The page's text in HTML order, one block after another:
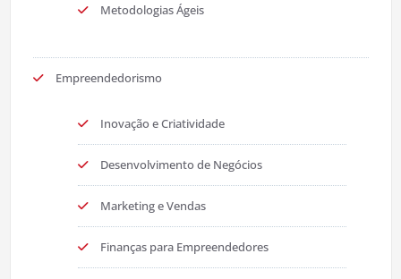
Metodologias Ágeis
Empreendedorismo
Inovação e Criatividade
Desenvolvimento de Negócios
Marketing e Vendas
Finanças para Empreendedores